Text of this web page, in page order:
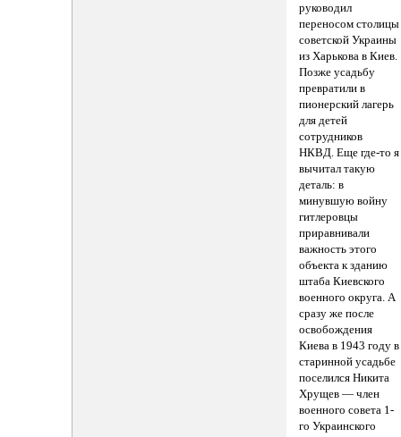
руководил
переносом столицы
советской Украины
из Харькова в Киев.
Позже усадьбу
превратили в
пионерский лагерь
для детей
сотрудников
НКВД. Еще где-то я
вычитал такую
деталь: в
минувшую войну
гитлеровцы
приравнивали
важность этого
объекта к зданию
штаба Киевского
военного округа. А
сразу же после
освобождения
Киева в 1943 году в
старинной усадьбе
поселился Никита
Хрущев — член
военного совета 1-
го Украинского